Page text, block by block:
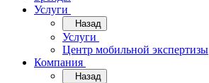
Услуги
Назад
Услуги
Центр мобильной экспертизы
Компания
Назад